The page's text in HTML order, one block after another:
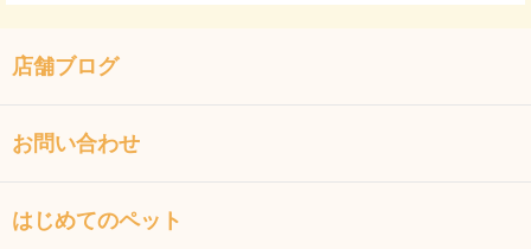
店舗ブログ
お問い合わせ
はじめてのペット